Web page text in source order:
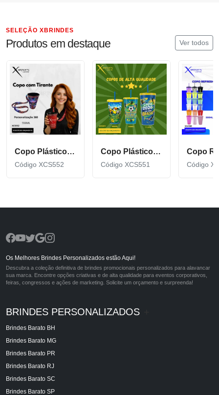
SELEÇÃO XBRINDES
Produtos em destaque Ver todos
Copo Plástico de 550 ML com Tirante Personalizado XCS552
Código XCS552
Copo Plástico personalizado In Mold Label 360 XCS551
Código XCS551 Código
Os Melhores Brindes Personalizados estão Aqui!
Descubra a coleção definitiva de brindes promocionais personalizados para alavancar
sua marca. Encontre opções criativas e de alta qualidade para eventos corporativos,
feiras, congressos e ações de marketing. Solicite um orçamento e surpreenda!
BRINDES PERSONALIZADOS
Brindes Barato BH
Brindes Barato MG
Brindes Barato PR
Brindes Barato RJ
Brindes Barato SC
Brindes Barato SP